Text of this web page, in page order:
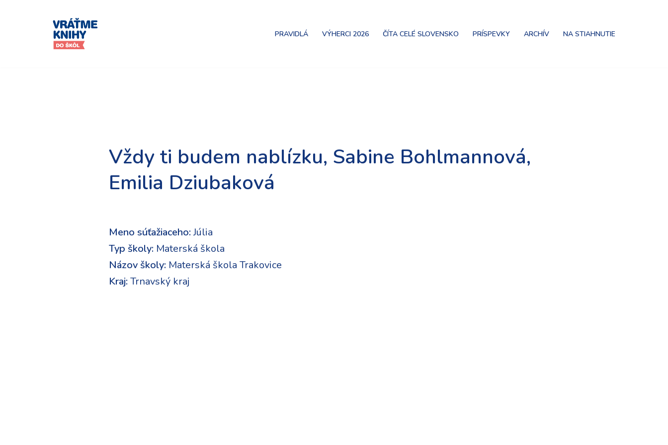
PRAVIDLÁ VÝHERCI 2026 ČÍTA CELÉ SLOVENSKO PRÍSPEVKY ARCHÍV NA STIAHNUTIE
Vždy ti budem nablízku, Sabine Bohlmannová,
Emilia Dziubaková
Meno súťažiaceho:Júlia
Typ školy: Materská škola
Názov školy: Materská škola Trakovice
Kraj: Trnavský kraj